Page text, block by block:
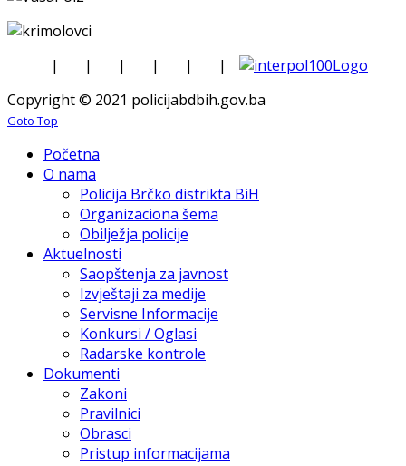
| | | | |
|
Copyright © 2021 policijabdbih.gov.ba
Goto Top
Početna
O nama
Policija Brčko distrikta BiH
Organizaciona šema
Obilježja policije
Aktuelnosti
Saopštenja za javnost
Izvještaji za medije
Servisne Informacije
Konkursi / Oglasi
Radarske kontrole
Dokumenti
Zakoni
Pravilnici
Obrasci
Pristup informacijama